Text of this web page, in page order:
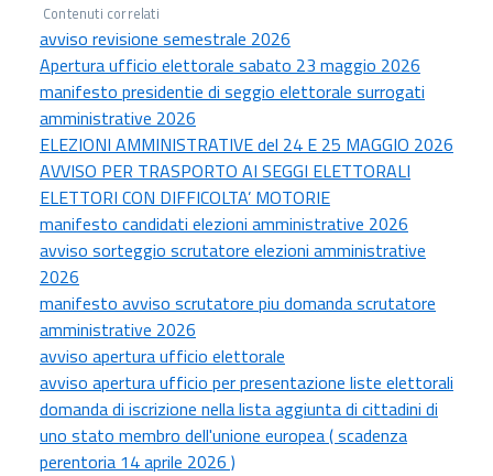
Contenuti correlati
avviso revisione semestrale 2026
Apertura ufficio elettorale sabato 23 maggio 2026
manifesto presidentie di seggio elettorale surrogati
amministrative 2026
ELEZIONI AMMINISTRATIVE del 24 E 25 MAGGIO 2026
AVVISO PER TRASPORTO AI SEGGI ELETTORALI
ELETTORI CON DIFFICOLTA’ MOTORIE
manifesto candidati elezioni amministrative 2026
avviso sorteggio scrutatore elezioni amministrative
2026
manifesto avviso scrutatore piu domanda scrutatore
amministrative 2026
avviso apertura ufficio elettorale
avviso apertura ufficio per presentazione liste elettorali
domanda di iscrizione nella lista aggiunta di cittadini di
uno stato membro dell'unione europea ( scadenza
perentoria 14 aprile 2026 )